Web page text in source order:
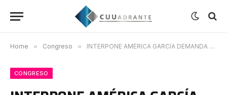
Home » Congreso » INTERPONE AMÉRICA GARCÍA DEMANDA ANTE EL TEE POR REELECCIÓN DE MESA DIRECTIVA EN EL CONGRESO
CONGRESO